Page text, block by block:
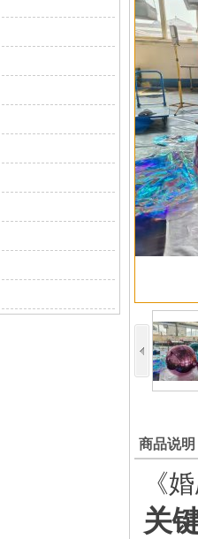
商品说明
《
关